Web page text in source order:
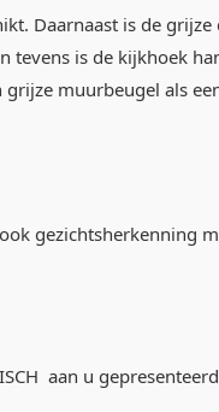
Daarnaast is de
is de kijkhoek
muurbeugel als
gezichtsherkenning
aan u